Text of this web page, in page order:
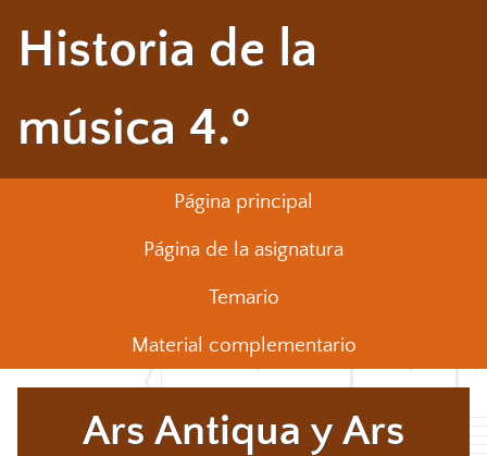
Historia de la
música 4.º
Página principal
Página de la asignatura
Temario
Material complementario
Ars Antiqua y Ars